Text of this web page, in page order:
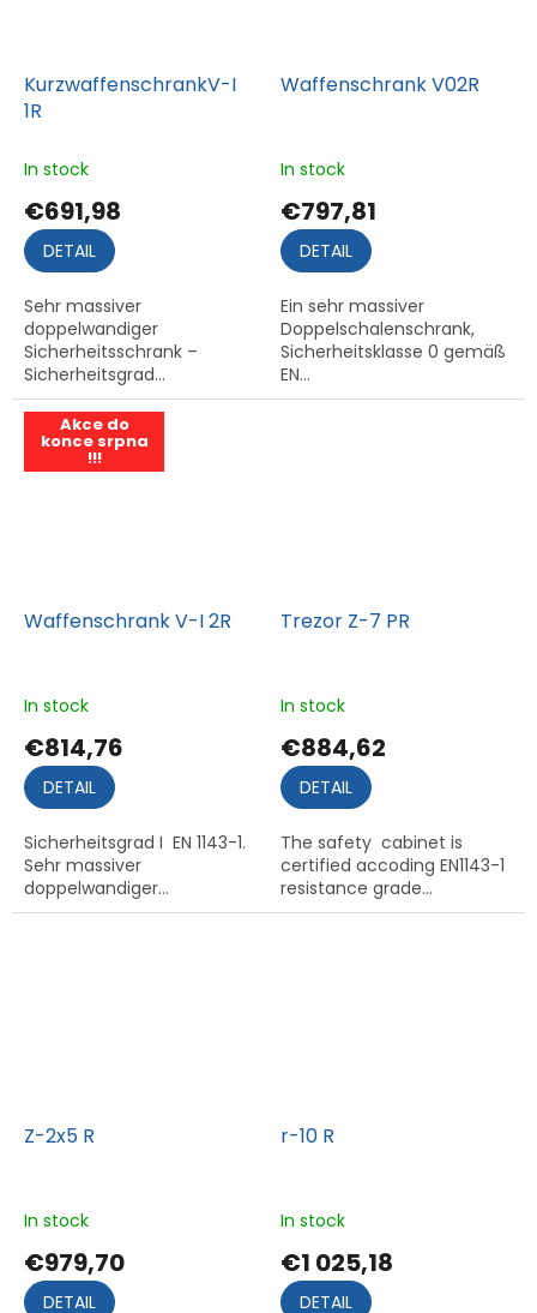
KurzwaffenschrankV-I
1R
In stock
€691,98
DETAIL
Sehr massiver
doppelwandiger
Sicherheitsschrank –
Sicherheitsgrad...
Waffenschrank V02R
In stock
€797,81
DETAIL
Ein sehr massiver
Doppelschalenschrank,
Sicherheitsklasse 0 gemäß
EN...
Akce do
konce srpna
!!!
Waffenschrank V-I 2R
In stock
€814,76
DETAIL
Sicherheitsgrad I EN 1143-1.
Sehr massiver
doppelwandiger...
Trezor Z-7 PR
In stock
€884,62
DETAIL
The safety cabinet is
certified accoding EN1143-1
resistance grade...
Z-2x5 R
In stock
€979,70
DETAIL
r-10 R
In stock
€1 025,18
DETAIL